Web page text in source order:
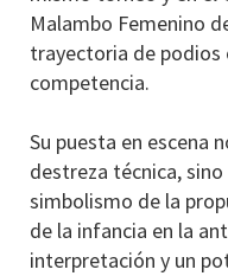
Malambo Femenino
trayectoria de podios
competencia.
Su puesta en escena
destreza técnica,
simbolismo de la
de la infancia en la
interpretación y un